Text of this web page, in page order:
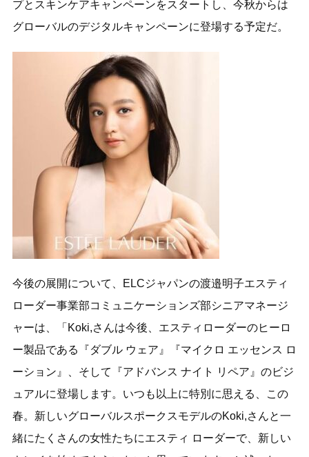
プとスキンケアキャンペーンをスタートし、今秋からは
グローバルのデジタルキャンペーンに登場する予定だ。
今後の展開について、ELCジャパンの渡邉明子エスティ
ローダー事業部コミュニケーションズ部シニアマネージ
ャーは、「Koki,さんは今後、エスティローダーのヒーロ
ー製品である『ダブル ウェア』『マイクロ エッセンス ロ
ーション』、そして『アドバンス ナイト リペア』のビジ
ュアルに登場します。いつも以上に特別に思える、この
春。新しいグローバルスポークスモデルのKoki,さんと一
緒にたくさんの女性たちにエスティ ローダーで、新しい